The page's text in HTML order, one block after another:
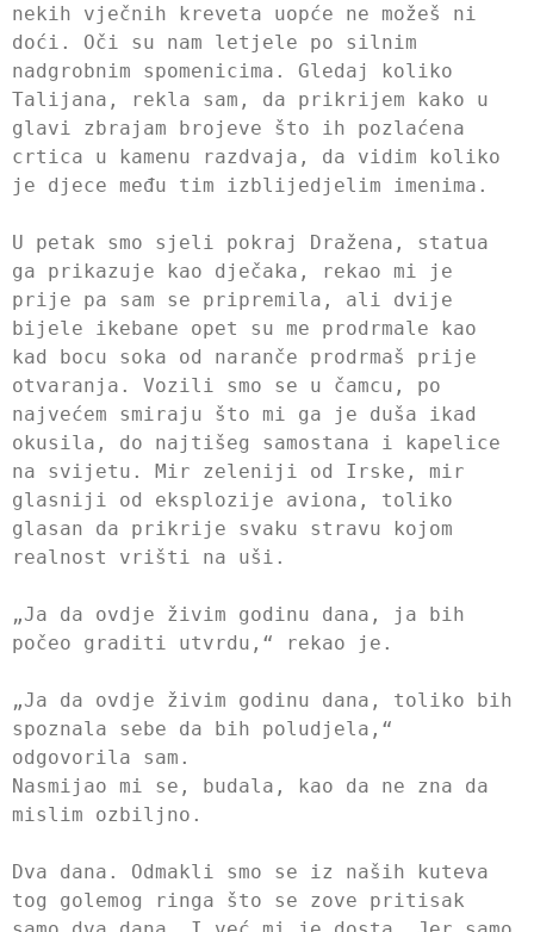
nekih vječnih kreveta uopće ne možeš ni
doći. Oči su nam letjele po silnim
nadgrobnim spomenicima. Gledaj koliko
Talijana, rekla sam, da prikrijem kako u
glavi zbrajam brojeve što ih pozlaćena
crtica u kamenu razdvaja, da vidim koliko
je djece među tim izblijedjelim imenima.
U petak smo sjeli pokraj Dražena, statua
ga prikazuje kao dječaka, rekao mi je
prije pa sam se pripremila, ali dvije
bijele ikebane opet su me prodrmale kao
kad bocu soka od naranče prodrmaš prije
otvaranja. Vozili smo se u čamcu, po
najvećem smiraju što mi ga je duša ikad
okusila, do najtišeg samostana i kapelice
na svijetu. Mir zeleniji od Irske, mir
glasniji od eksplozije aviona, toliko
glasan da prikrije svaku stravu kojom
realnost vrišti na uši.
„Ja da ovdje živim godinu dana, ja bih
počeo graditi utvrdu,“ rekao je.
„Ja da ovdje živim godinu dana, toliko bih
spoznala sebe da bih poludjela,“
odgovorila sam.
Nasmijao mi se, budala, kao da ne zna da
mislim ozbiljno.
Dva dana. Odmakli smo se iz naših kuteva
tog golemog ringa što se zove pritisak